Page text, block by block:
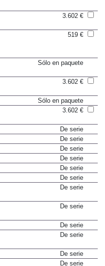
Sólo en paquete
De serie
De serie
De serie
De serie
De serie
De serie
De serie
De serie